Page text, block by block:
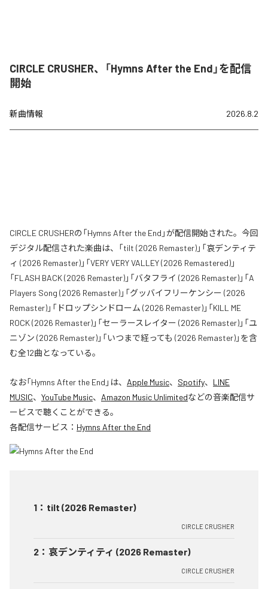
CIRCLE CRUSHER、「Hymns After the End」を配信
開始
新曲情報 2026.8.2
CIRCLE CRUSHERの「Hymns After the End」が配信開始された。今回
デジタル配信された楽曲は、「tilt (2026 Remaster)」「哀デンティテ
ィ (2026 Remaster)」「VERY VERY VALLEY (2026 Remastered)」
「FLASH BACK (2026 Remaster)」「バタフライ (2026 Remaster)」「A
Players Song (2026 Remaster)」「グッバイフリーケンシー (2026
Remaster)」「ドロップシンドローム (2026 Remaster)」「KILL ME
ROCK (2026 Remaster)」「セーラースレイター (2026 Remaster)」「ユ
ニゾン (2026 Remaster)」「いつまで経っても (2026 Remaster)」を含
む全12曲となっている。
なお「Hymns After the End 」は、 Apple Music、 Spotify、 LINE
MUSIC、 YouTube Music、 Amazon Music Unlimitedなどの音楽配信サ
ービスで聴くことができる。
各配信サービス： Hymns After the End
1 ： tilt (2026 Remaster)
CIRCLE CRUSHER
2 ： 哀デンティティ (2026 Remaster)
CIRCLE CRUSHER